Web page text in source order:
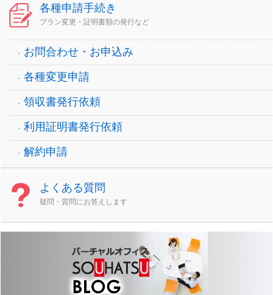
各種申請手続き
プラン変更・証明書類の発行など
お問合わせ・お申込み
各種変更申請
領収書発行依頼
利用証明書発行依頼
解約申請
よくある質問
疑問・質問にお答えします